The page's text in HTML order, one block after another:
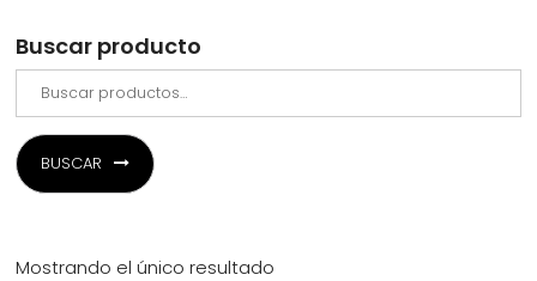
Novedades
Buscar producto
BUSCAR
Mostrando el único resultado